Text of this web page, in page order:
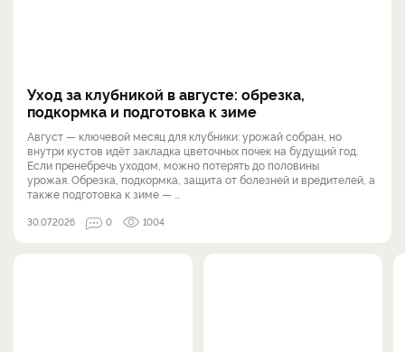
Уход за клубникой в августе: обрезка,
подкормка и подготовка к зиме
Август — ключевой месяц для клубники: урожай собран, но
внутри кустов идёт закладка цветочных почек на будущий год.
Если пренебречь уходом, можно потерять до половины
урожая. Обрезка, подкормка, защита от болезней и вредителей, а
также подготовка к зиме — ...
30.07.2026 0 1004